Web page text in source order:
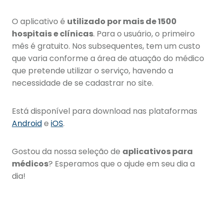
O aplicativo é utilizado por mais de 1500
hospitais e clínicas. Para o usuário, o primeiro
mês é gratuito. Nos subsequentes, tem um custo
que varia conforme a área de atuação do médico
que pretende utilizar o serviço, havendo a
necessidade de se cadastrar no site.
Está disponível para download nas plataformas
Androide iOS.
Gostou da nossa seleção de aplicativos para
médicos? Esperamos que o ajude em seu dia a
dia!